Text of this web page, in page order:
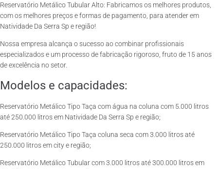
Reservatório Metálico Tubular Alto: Fabricamos os melhores produtos,
com os melhores preços e formas de pagamento, para atender em
Natividade Da Serra Sp e região!
Nossa empresa alcança o sucesso ao combinar profissionais
especializados e um processo de fabricação rigoroso, fruto de 15 anos
de excelência no setor.
Modelos e capacidades:
Reservatório Metálico Tipo Taça com água na coluna com 5.000 litros
até 250.000 litros em Natividade Da Serra Sp e região;
Reservatório Metálico Tipo Taça coluna seca com 3.000 litros até
250.000 litros em city e região;
Reservatório Metálico Tubular com 3.000 litros até 300.000 litros em